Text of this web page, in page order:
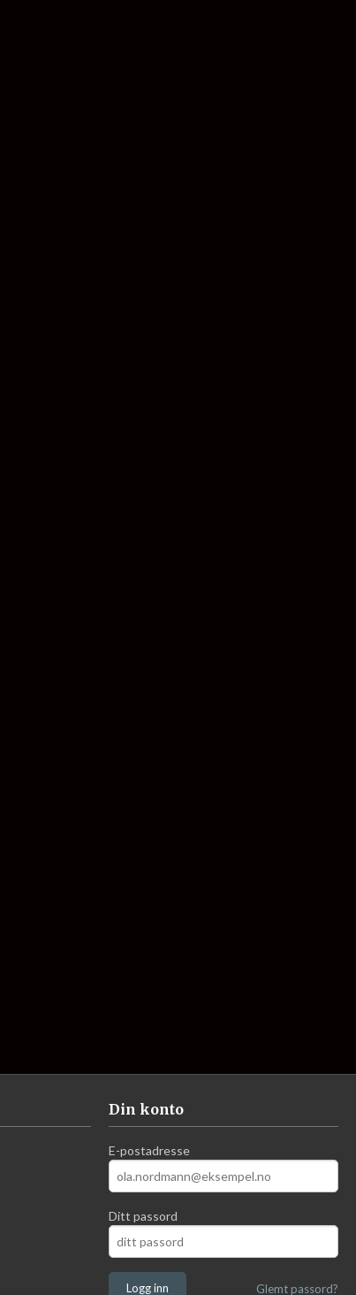
Din konto
E-postadresse
Ditt passord
Glemt passord?